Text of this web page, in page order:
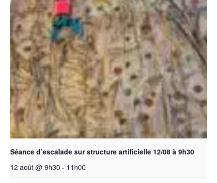
Séance d’escalade sur structure artificielle 12/08 à 9h30
12 août @ 9h30- 11h00